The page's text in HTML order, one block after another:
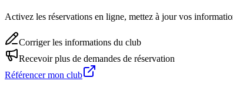
Activez les réservations en ligne, mettez à jour vos
Corriger les informations du club
Recevoir plus de demandes de réservation
Référencer mon club